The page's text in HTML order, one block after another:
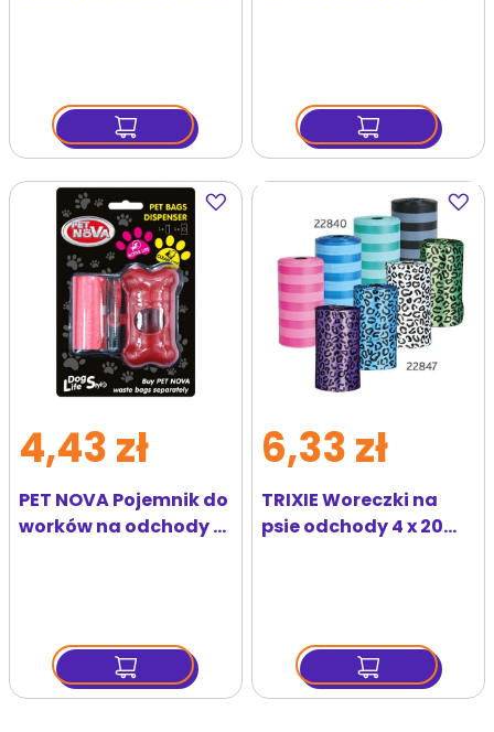
Dodaj
do
PET NOVA Pojemnik do
worków na odchody +
4,43 zł
Dodaj
do
TRIXIE Woreczki na
psie odchody 4 x 20
6,33 zł